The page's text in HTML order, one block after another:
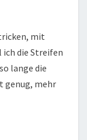
mit
ich die Streifen
lange die
genug, mehr